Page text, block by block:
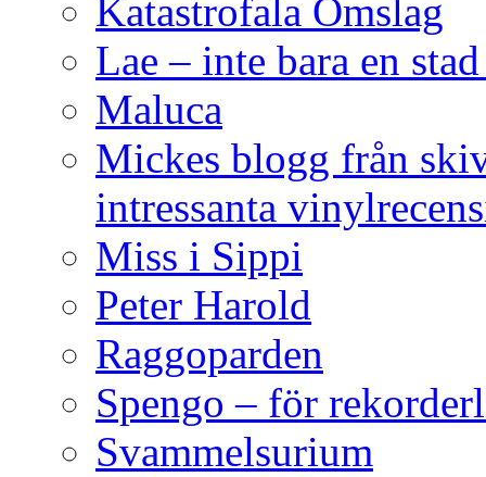
Katastrofala Omslag
Lae – inte bara en
Maluca
Mickes blogg från
intressanta
Miss i Sippi
Peter Harold
Raggoparden
Spengo – för
Svammelsurium